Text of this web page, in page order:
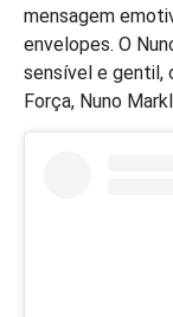
mensagem
envelopes. O
sensível e gentil,
Força, Nuno